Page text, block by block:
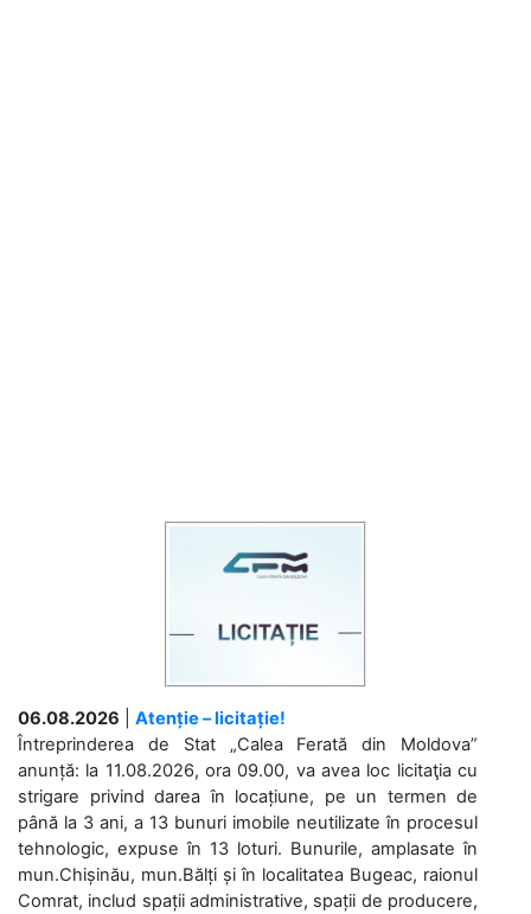
06.08.2026
Atenție – licitație!
Întreprinderea de Stat „Calea Ferată din Moldova”
anunță: la 11.08.2026, ora 09.00, va avea loc licitaţia cu
strigare privind darea în locațiune, pe un termen de
până la 3 ani, a 13 bunuri imobile neutilizate în procesul
tehnologic, expuse în 13 loturi. Bunurile, amplasate în
mun.Chișinău, mun.Bălți și în localitatea Bugeac, raionul
Comrat, includ spații administrative, spații de producere,